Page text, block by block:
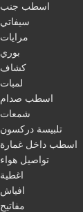
اسطب جنب
سيفاتي
مرايات
بوري
كشاف
لمبات
اسطب صدام
شمعات
تلبيسة دركسون
اسطب داخل غمارة
تواصيل هواء
اغطية
افياش
مفاتيح